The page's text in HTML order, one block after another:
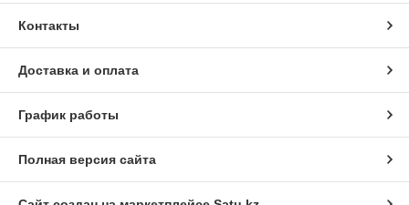
Контакты
Доставка и оплата
График работы
Полная версия сайта